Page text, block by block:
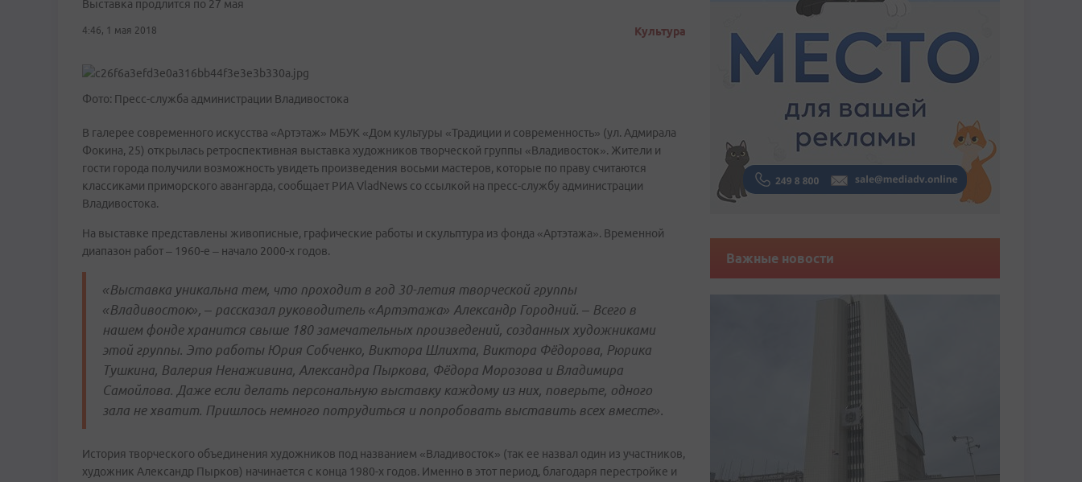
Выставка продлится по 27 мая
4:46, 1 мая 2018 Культура
Фото: Пресс-служба администрации Владивостока
В галерее современного искусства «Артэтаж» МБУК «Дом культуры «Традиции и современность» (ул. Адмирала
Фокина, 25) открылась ретроспективная выставка художников творческой группы «Владивосток». Жители и
гости города получили возможность увидеть произведения восьми мастеров, которые по праву считаются
классиками приморского авангарда, сообщает РИА VladNews со ссылкой на пресс-службу администрации
Владивостока.
На выставке представлены живописные, графические работы и скульптура из фонда «Артэтажа». Временной
диапазон работ – 1960-е – начало 2000-х годов.
«Выставка уникальна тем, что проходит в год 30-летия творческой группы
«Владивосток», – рассказал руководитель «Артэтажа» Александр Городний. – Всего в
нашем фонде хранится свыше 180 замечательных произведений, созданных художниками
этой группы. Это работы Юрия Собченко, Виктора Шлихта, Виктора Фёдорова, Рюрика
Тушкина, Валерия Ненаживина, Александра Пыркова, Фёдора Морозова и Владимира
Самойлова. Даже если делать персональную выставку каждому из них, поверьте, одного
зала не хватит. Пришлось немного потрудиться и попробовать выставить всех вместе».
История творческого объединения художников под названием «Владивосток» (так ее назвал один из участников,
художник Александр Пырков) начинается с конца 1980-х годов. Именно в этот период, благодаря перестройке и
Важные новости